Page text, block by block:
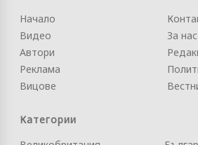
Начало
Видео
Автори
Реклама
Вицове
За нас
Категории